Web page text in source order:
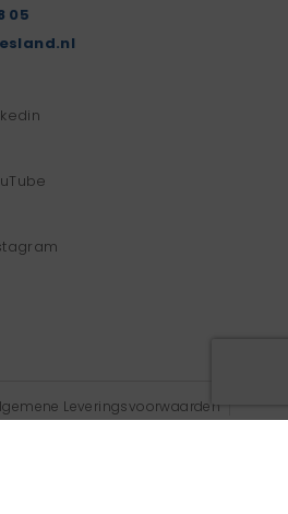
05
Leveringsvoorwaarden